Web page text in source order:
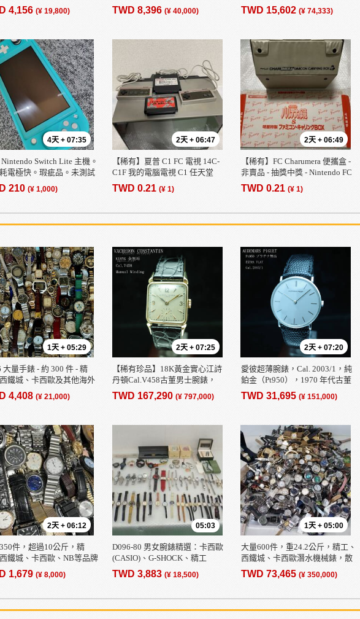
4,156 (¥ 19,800)
蘭色），附贈特典膠片
TWD 8,396 (¥ 40,000)
（與朋友一起）萬代豐 - 極其稀
有 - 倉庫清倉 - 起拍價1日元 - 狀
TWD 15,602 (¥ 74,333)
4天 + 07:35
Switch Lite 主機。
電極快。瑕疵品。未測試
初始化。淺綠色。
210 (¥ 1,000)
2天 + 06:47
【稀有】夏普 C1 FC 電視 14C-
C1F 我的電腦電視 C1 任天堂
TWD 0.21 (¥ 1)
2天 + 06:49
【稀有】FC Charumera 便攜盒 -
非賣品 - 抽獎中獎 - Nintendo FC
TWD 0.21 (¥ 1)
1天 + 05:29
大量手錶 - 約 300 件 - 精
鐵城、卡西歐及其他海外
SEIKO、CITIZEN、CASIO
- 垃圾/廢品。
4,408 (¥ 21,000)
2天 + 07:25
【稀有珍品】18K黃金實心江詩
丹頓Cal.V458古董男士腕錶，
1940年代，總重31克，品相完
美，價格不菲
TWD 167,290 (¥ 797,000)
2天 + 07:20
愛彼超薄腕錶，Cal. 2003/1，純
鉑金（Pt950），1970 年代古董
表，31.1 克，男士，狀況極佳。
TWD 31,695 (¥ 151,000)
2天 + 06:12
件，超過10公斤，精
鐵城、卡西歐、NB等品牌
大量出售，套裝出售，數
，石英錶，手動上鍊，品
1,679 (¥ 8,000)
05:03
D096-80 男女腕錶精選：卡西歐
(CASIO)、G-SHOCK、精工
(SEIKO)、ALBA、西鐵城
(CITIZEN)、Emilio Pucci、
Calvin Klein
TWD 3,883 (¥ 18,500)
1天 + 05:00
大量600件，重24.2公斤，精工、
西鐵城、卡西歐潛水機械錶，散
裝零件套裝56
TWD 73,465 (¥ 350,000)